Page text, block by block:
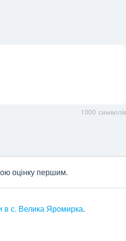
1000 символів
оцінку першим.
в с. Велика Яромирка.